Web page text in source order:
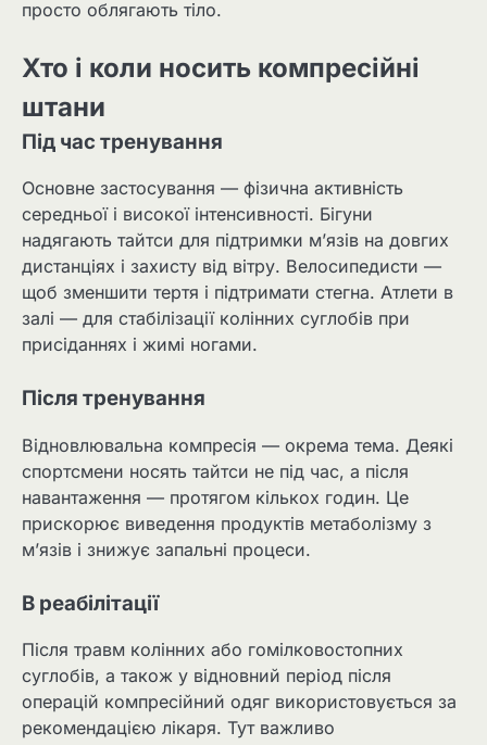
просто облягають тіло.
Хто і коли носить компресійні
штани
Під час тренування
Основне застосування — фізична активність
середньої і високої інтенсивності. Бігуни
надягають тайтси для підтримки м’язів на довгих
дистанціях і захисту від вітру. Велосипедисти —
щоб зменшити тертя і підтримати стегна. Атлети в
залі — для стабілізації колінних суглобів при
присіданнях і жимі ногами.
Після тренування
Відновлювальна компресія — окрема тема. Деякі
спортсмени носять тайтси не під час, а після
навантаження — протягом кількох годин. Це
прискорює виведення продуктів метаболізму з
м’язів і знижує запальні процеси.
В реабілітації
Після травм колінних або гомілковостопних
суглобів, а також у відновний період після
операцій компресійний одяг використовується за
рекомендацією лікаря. Тут важливо